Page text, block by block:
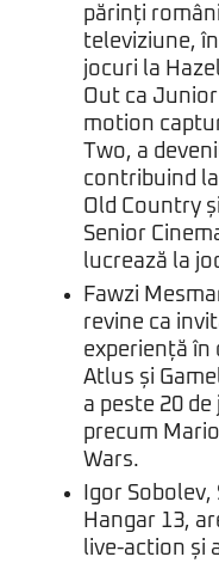
părinți
televiziune,
jocuri la
Out ca
motion
Two, a
contribuind
Old Country
Senior
lucrează la
Fawzi
revine ca
experiență în
Atlus și
a peste 20
precum
Wars.
Igor
Hangar 13,
live-action și